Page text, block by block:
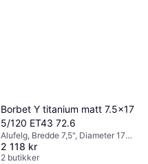
Borbet Y titanium matt 7.5x17
5/120 ET43 72.6
Alufelg, Bredde 7,5", Diameter 17",
Svart
2 118 kr
2 butikker